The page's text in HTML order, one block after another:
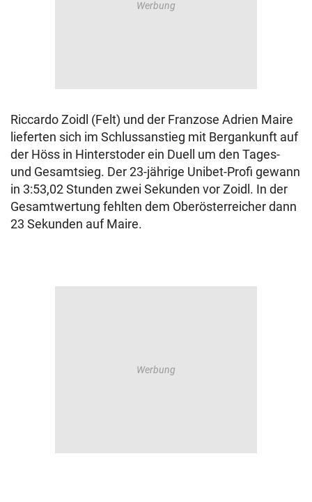
Riccardo Zoidl (Felt) und der Franzose Adrien Maire
lieferten sich im Schlussanstieg mit Bergankunft auf
der Höss in Hinterstoder ein Duell um den Tages-
und Gesamtsieg. Der 23-jährige Unibet-Profi gewann
in 3:53,02 Stunden zwei Sekunden vor Zoidl. In der
Gesamtwertung fehlten dem Oberösterreicher dann
23 Sekunden auf Maire.